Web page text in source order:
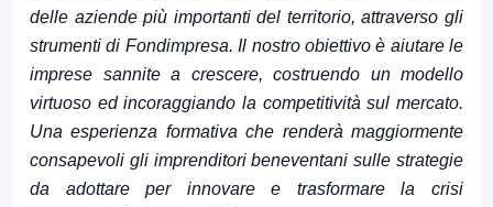
delle aziende più importanti del territorio, attraverso gli
strumenti di Fondimpresa.Il nostro obiettivoè aiutare le
imprese sannite a crescere, costruendo un modello
virtuoso ed incoraggiando la competitivitàsul mercato.
Una esperienza formativa che renderà maggiormente
consapevoli gli imprenditori beneventani sulle strategie
da adottare per innovare e trasformare la crisi